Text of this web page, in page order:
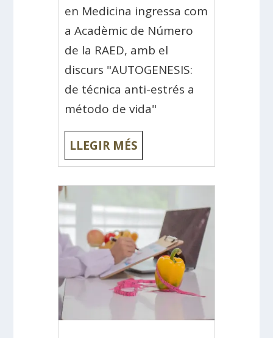
en Medicina ingressa com
a Acadèmic de Número
de la RAED, amb el
discurs "AUTOGENESIS:
de técnica anti-estrés a
método de vida"
LLEGIR MÉS